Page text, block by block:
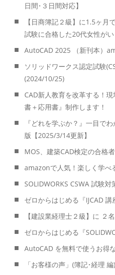
日間･３日間対応】
【日商簿記２級】に1.5ヶ月
試験に合格した20代女性がい
AutoCAD 2025 （新刊本）
ソリッドワークス認定試験
(2024/10/25)
CAD新人教育を改革する！
書＋応用書』制作します！
『どれを学ぶか？』一目で
版【2025/3/14更新】
MOS、建築CAD検定の合格
amazonで人気！楽しく学べ
SOLIDWORKS CSWA 試験対
ゼロからはじめる『IJCAD 講
【建設業経理士２級】に ２
ゼロからはじめる『
AutoCAD を無料で使うお得
「お客様の声」(簿記･経理 編)